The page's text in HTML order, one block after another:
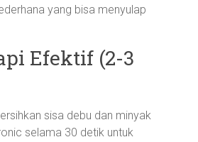
yang bisa menyulap
Efektif (2-3
sisa debu dan minyak
selama 30 detik untuk